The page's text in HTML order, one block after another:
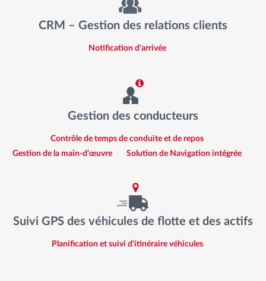
CRM – Gestion des relations clients
Notification d'arrivée
Gestion des conducteurs
Contrôle de temps de conduite et de repos
Gestion de la main-d’œuvre
Solution de Navigation intégrée
Suivi GPS des véhicules de flotte et des actifs
Planification et suivi d'itinéraire véhicules